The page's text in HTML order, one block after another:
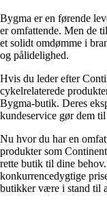
Bygma er en førende
er omfattende. Men de
et solidt omdømme i
og pålidelighed.
Hvis du leder efter
cykelrelaterede
Bygma-butik. Deres
kundeservice gør dem
Nu hvor du har en
produkter som
rette butik til dine
konkurrencedygtige
butikker være i stand til